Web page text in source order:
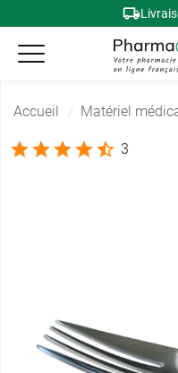
Accueil Matériel
3